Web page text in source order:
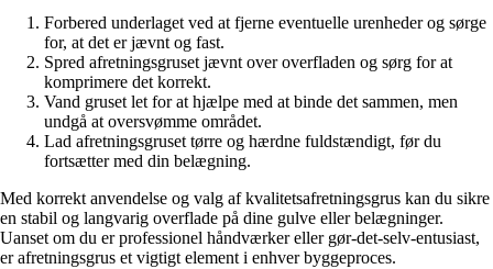
Forbered underlaget ved at fjerne eventuelle urenheder og sørge
for, at det er jævnt og fast.
Spred afretningsgruset jævnt over overfladen og sørg for at
komprimere det korrekt.
Vand gruset let for at hjælpe med at binde det sammen, men
undgå at oversvømme området.
Lad afretningsgruset tørre og hærdne fuldstændigt, før du
fortsætter med din belægning.
Med korrekt anvendelse og valg af kvalitetsafretningsgrus kan du sikre
en stabil og langvarig overflade på dine gulve eller belægninger.
Uanset om du er professionel håndværker eller gør-det-selv-entusiast,
er afretningsgrus et vigtigt element i enhver byggeproces.